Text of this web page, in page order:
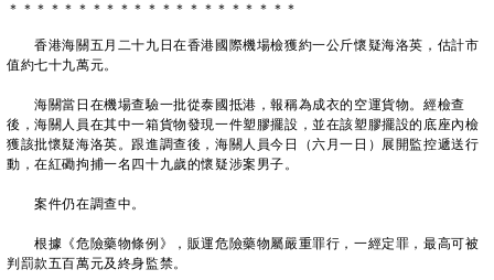
＊ ＊ ＊ ＊ ＊ ＊ ＊ ＊ ＊ ＊ ＊ ＊ ＊ ＊ ＊ ＊ ＊ ＊ ＊ ＊ ＊
香港海關五月二十九日在香港國際機場檢獲約一公斤懷疑海洛英，估計市
值約七十九萬元。
海關當日在機場查驗一批從泰國抵港，報稱為成衣的空運貨物。經檢查
後，海關人員在其中一箱貨物發現一件塑膠擺設，並在該塑膠擺設的底座內檢
獲該批懷疑海洛英。跟進調查後，海關人員今日（六月一日）展開監控遞送行
動，在紅磡拘捕一名四十九歲的懷疑涉案男子。
案件仍在調查中。
根據《危險藥物條例》，販運危險藥物屬嚴重罪行，一經定罪，最高可被
判罰款五百萬元及終身監禁。